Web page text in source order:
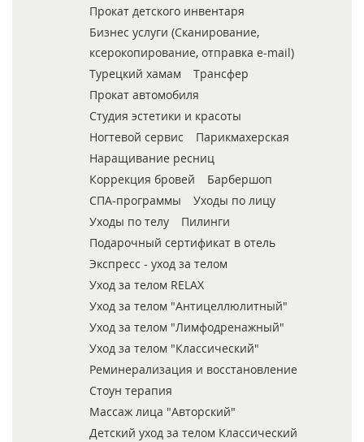
Прокат детского инвентаря
Бизнес услуги (Сканирование,
ксерокопирование, отправка e-mail)
Турецкий хамам
Трансфер
Прокат автомобиля
Студия эстетики и красоты
Ногтевой сервис
Парикмахерская
Наращивание ресниц
Коррекция бровей
Барбершоп
СПА-программы
Уходы по лицу
Уходы по телу
Пилинги
Подарочный сертификат в отель
Экспресс - уход за телом
Уход за телом RELAX
Уход за телом "Антицеллюлитный"
Уход за телом "Лимфодренажный"
Уход за телом "Классический"
Реминерализация и восстановление
Стоун терапия
Массаж лица "Авторский"
Детский уход за телом Классический